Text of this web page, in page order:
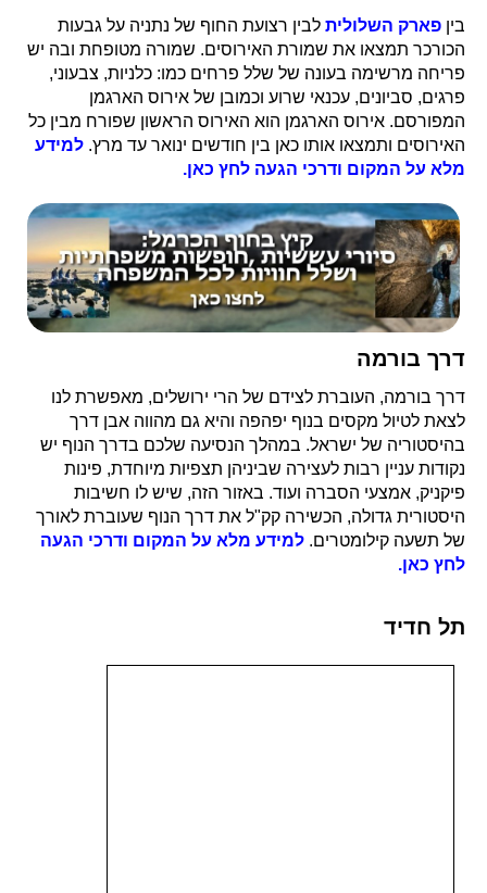
בין פארק השלולית לבין רצועת החוף של נתניה על גבעות
הכורכר תמצאו את שמורת האירוסים. שמורה מטופחת ובה יש
פריחה מרשימה בעונה של שלל פרחים כמו: כלניות, צבעוני,
פרגים, סביונים, עכנאי שרוע וכמובן של אירוס הארגמן
המפורסם. אירוס הארגמן הוא האירוס הראשון שפורח מבין כל
האירוסים ותמצאו אותו כאן בין חודשים ינואר עד מרץ. למידע
מלא על המקום ודרכי הגעה לחץ כאן.
דרך בורמה
דרך בורמה, העוברת לצידם של הרי ירושלים, מאפשרת לנו
לצאת לטיול מקסים בנוף יפהפה והיא גם מהווה אבן דרך
בהיסטוריה של ישראל. במהלך הנסיעה שלכם בדרך הנוף יש
נקודות עניין רבות לעצירה שביניהן תצפיות מיוחדת, פינות
פיקניק, אמצעי הסברה ועוד. באזור הזה, שיש לו חשיבות
היסטורית גדולה, הכשירה קק"ל את דרך הנוף שעוברת לאורך
של תשעה קילומטרים. למידע מלא על המקום ודרכי הגעה
לחץ כאן.
תל חדיד